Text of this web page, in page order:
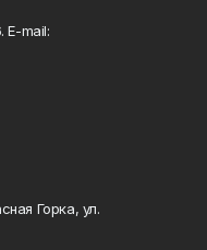
E-mail:
Горка, ул.